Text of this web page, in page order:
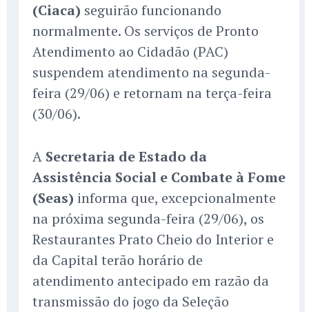
(Ciaca) seguirão funcionando
normalmente. Os serviços de Pronto
Atendimento ao Cidadão (PAC)
suspendem atendimento na segunda-
feira (29/06) e retornam na terça-feira
(30/06).
A Secretaria de Estado da
Assistência Social e Combate à Fome
(Seas) informa que, excepcionalmente
na próxima segunda-feira (29/06), os
Restaurantes Prato Cheio do Interior e
da Capital terão horário de
atendimento antecipado em razão da
transmissão do jogo da Seleção